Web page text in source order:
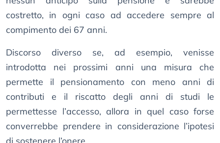
costretto, in ogni caso ad accedere sempre al
compimento dei 67 anni.
Discorso diverso se, ad esempio, venisse
introdotta nei prossimi anni una misura che
permette il pensionamento con meno anni di
contributi e il riscatto degli anni di studi le
permettesse l’accesso, allora in quel caso forse
converrebbe prendere in considerazione l’ipotesi